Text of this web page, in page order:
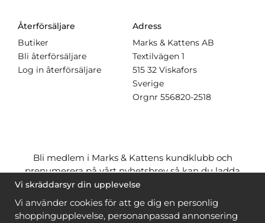
Återförsäljare
Butiker
Bli återförsäljare
Log in återförsäljare
Adress
Marks & Kattens AB
Textilvägen 1
515 32 Viskafors
Sverige
Orgnr 556820-2518
Bli medlem i Marks & Kattens kundklubb och
prenumerera på vårt nyhetsbrev så kan du ladda
ner många mönstergratisoch få många
när du handlar garn till mönstret. Du ser vilka som
ärgratis när du ärinloggad.
Vi skräddarsyr din upplevelse
Vi använder cookies för att ge dig en personlig
shoppingupplevelse, personanpassad annonsering